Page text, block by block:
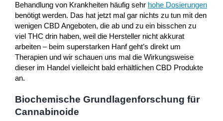
Behandlung von Krankheiten häufig sehr hohe Dosierungen
benötigt werden. Das hat jetzt mal gar nichts zu tun mit den
wenigen CBD Angeboten, die ab und zu ein bisschen zu
viel THC drin haben, weil die Hersteller nicht akkurat
arbeiten – beim superstarken Hanf geht’s direkt um
Therapien und wir schauen uns mal die Wirkungsweise
dieser im Handel vielleicht bald erhältlichen CBD Produkte
an.
Biochemische Grundlagenforschung für
Cannabinoide